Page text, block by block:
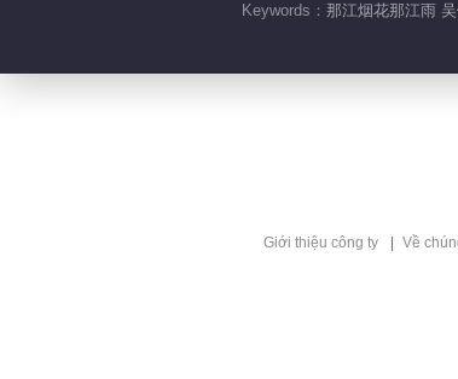
Keywords： 那江烟花那江雨
Giới thiệu công ty Về